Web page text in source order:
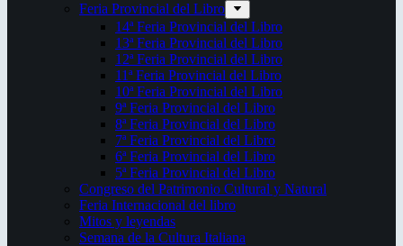
Feria Provincial del Libro
14ª Feria Provincial del Libro
13ª Feria Provincial del Libro
12ª Feria Provincial del Libro
11ª Feria Provincial del Libro
10ª Feria Provincial del Libro
9ª Feria Provincial del Libro
8ª Feria Provincial del Libro
7ª Feria Provincial del Libro
6ª Feria Provincial del Libro
5ª Feria Provincial del Libro
Congreso del Patrimonio Cultural y Natural
Feria Internacional del libro
Mitos y leyendas
Semana de la Cultura Italiana